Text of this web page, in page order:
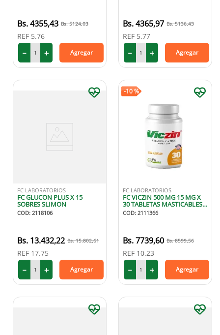
4355,43 5124,03
REF 5.76
＋
－ Agregar
4365,97 5136,43
REF 5.77
＋
－ Agregar
FC LABORATORIOS
FC GLUCON PLUS X 15
SOBRES SLIMON
COD: 2118106
13.432,22 15.802,61
REF 17.75
＋
－ Agregar
-10 %
FC LABORATORIOS
FC VICZIN 500 MG 15 MG X
30 TABLETAS MASTICABLES
SIN AZUCAR
COD: 2111366
7739,60 8599,56
REF 10.23
＋
－ Agregar